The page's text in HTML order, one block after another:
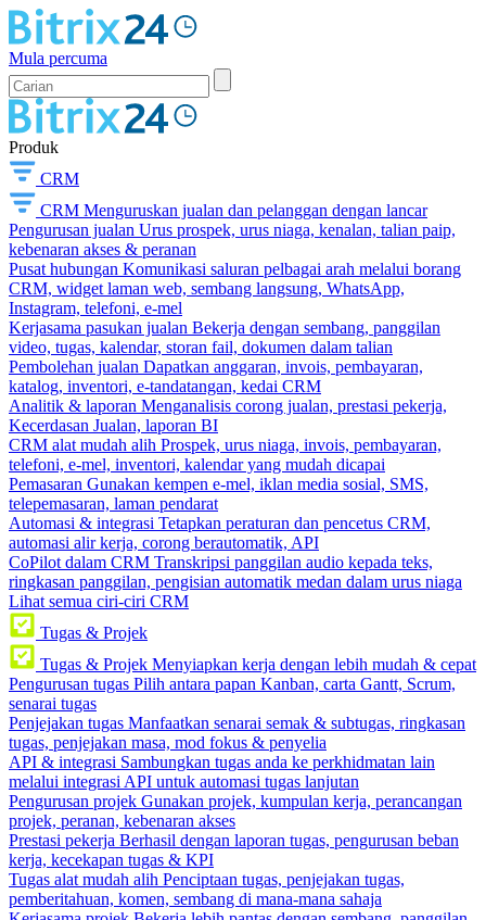
Mula percuma
Produk
CRM
CRM Menguruskan jualan dan pelanggan dengan lancar
Pengurusan jualan Urus prospek, urus niaga, kenalan, talian paip,
kebenaran akses & peranan
Pusat hubungan Komunikasi saluran pelbagai arah melalui borang
CRM, widget laman web, sembang langsung, WhatsApp,
Instagram, telefoni, e-mel
Kerjasama pasukan jualan Bekerja dengan sembang, panggilan
video, tugas, kalendar, storan fail, dokumen dalam talian
Pembolehan jualan Dapatkan anggaran, invois, pembayaran,
katalog, inventori, e-tandatangan, kedai CRM
Analitik & laporan Menganalisis corong jualan, prestasi pekerja,
Kecerdasan Jualan, laporan BI
CRM alat mudah alih Prospek, urus niaga, invois, pembayaran,
telefoni, e-mel, inventori, kalendar yang mudah dicapai
Pemasaran Gunakan kempen e-mel, iklan media sosial, SMS,
telepemasaran, laman pendarat
Automasi & integrasi Tetapkan peraturan dan pencetus CRM,
automasi alir kerja, corong berautomatik, API
CoPilot dalam CRM Transkripsi panggilan audio kepada teks,
ringkasan panggilan, pengisian automatik medan dalam urus niaga
Lihat semua ciri-ciri CRM
Tugas & Projek
Tugas & Projek Menyiapkan kerja dengan lebih mudah & cepat
Pengurusan tugas Pilih antara papan Kanban, carta Gantt, Scrum,
senarai tugas
Penjejakan tugas Manfaatkan senarai semak & subtugas, ringkasan
tugas, penjejakan masa, mod fokus & penyelia
API & integrasi Sambungkan tugas anda ke perkhidmatan lain
melalui integrasi API untuk automasi tugas lanjutan
Pengurusan projek Gunakan projek, kumpulan kerja, perancangan
projek, peranan, kebenaran akses
Prestasi pekerja Berhasil dengan laporan tugas, pengurusan beban
kerja, kecekapan tugas & KPI
Tugas alat mudah alih Penciptaan tugas, penjejakan tugas,
pemberitahuan, komen, sembang di mana-mana sahaja